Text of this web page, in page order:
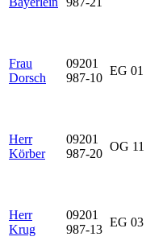
Frau
Dorsch
09201
987-10
EG 01
Herr
Körber
09201
987-20
OG 11
Herr
Krug
09201
987-13
EG 03